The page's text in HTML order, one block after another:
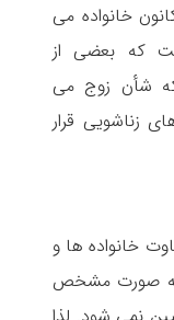
خانواده می
که بعضی از
شأن زوج می
زناشویی قرار
متفاوت خانواده ها و
به صورت مشخص